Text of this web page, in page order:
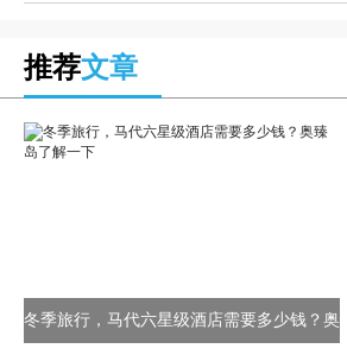
推荐文章
冬季旅行，马代六星级酒店需要多少钱？奥